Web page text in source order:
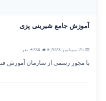
آموزش جامع شیرینی پزی
👨‍🎓 234+ نفر
با مجوز رسمی از سازمان آموزش